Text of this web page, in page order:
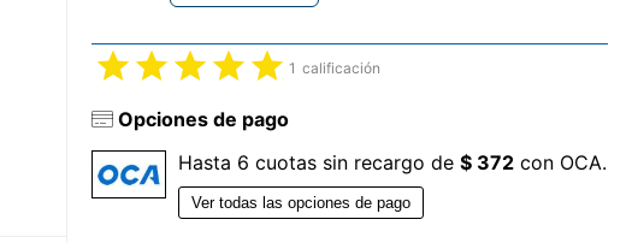
1 calificación
Opciones de pago
Hasta 6 cuotas sin recargo de $ 372con OCA.
Ver todas las opciones de pago